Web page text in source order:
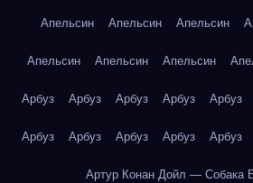
Апельсин Апельсин Апельсин
Апельсин Апельсин Апельсин
Арбуз Арбуз Арбуз Арбуз Арбуз
Арбуз Арбуз Арбуз Арбуз Арбуз
Артур Конан Дойл — Собака